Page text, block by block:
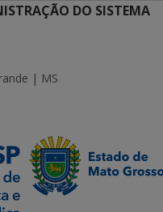
DO SISTEMA
| MS